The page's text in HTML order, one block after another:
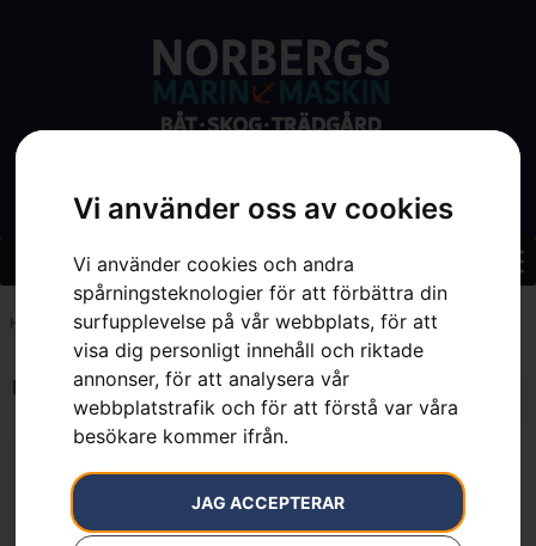
Vi använder oss av cookies
Vi använder cookies och andra
spårningsteknologier för att förbättra din
surfupplevelse på vår webbplats, för att
visa dig personligt innehåll och riktade
annonser, för att analysera vår
webbplatstrafik och för att förstå var våra
besökare kommer ifrån.
JAG ACCEPTERAR
Hem 7392930879928
Endast ett sökresultat